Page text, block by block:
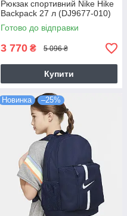
Рюкзак спортивний Nike Hike
Backpack 27 л (DJ9677-010)
Готово до відправки
3 770 ₴ 5 096 ₴
Купити
Новинка –25%